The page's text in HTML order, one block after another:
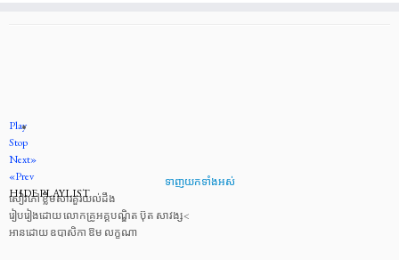
Play
Stop
Next»
«Prev
HIDE PLAYLIST
ទាញយកទាំងអស់
សៀវភៅ ខ្លឹមសារគួរយល់ដឹង
រៀបរៀងដោយ លោកគ្រូអគ្គបណ្ឌិត ប៊ុត សាវង្ស<
អានដោយ ឧបាសិកា ឱម លក្ខណា